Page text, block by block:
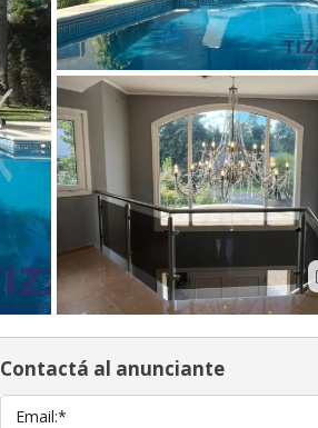
Contactá al anunciante
Email:*